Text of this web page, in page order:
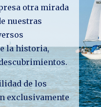
otra mirada
nuestras
la historia,
de los
exclusivamente